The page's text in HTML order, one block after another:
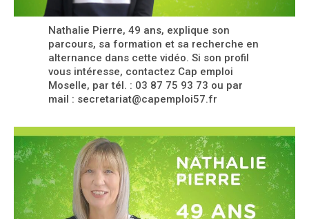
Nathalie Pierre, 49 ans, explique son
parcours, sa formation et sa recherche en
alternance dans cette vidéo. Si son profil
vous intéresse, contactez Cap emploi
Moselle, par tél. : 03 87 75 93 73 ou par
mail : secretariat@capemploi57.fr